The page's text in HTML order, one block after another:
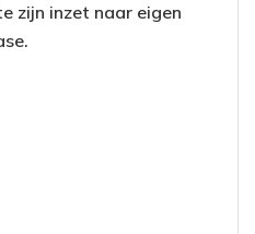
zijn inzet naar eigen